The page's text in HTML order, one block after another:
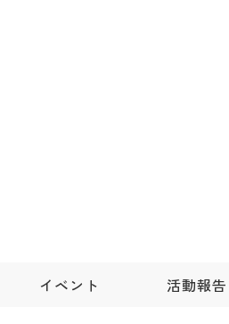
イベント 活動報告